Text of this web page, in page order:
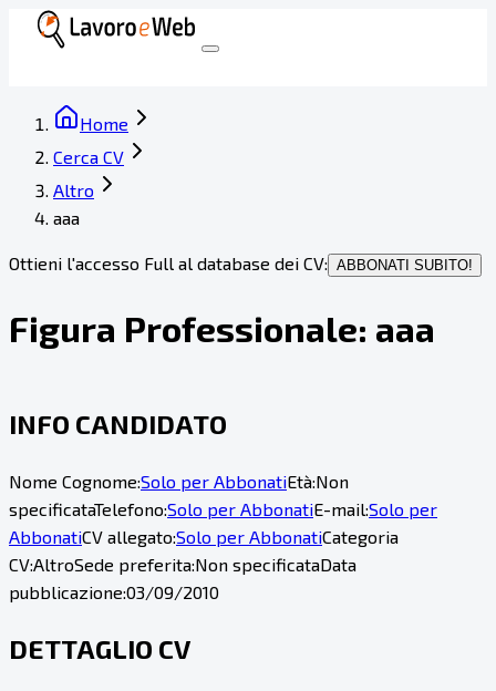
Home
Cerca CV
Altro
aaa
Ottieni l'accesso Full al database dei CV: ABBONATI SUBITO!
Figura Professionale: aaa
INFO CANDIDATO
Nome Cognome:Solo per AbbonatiEtà:Non
specificataTelefono:Solo per AbbonatiE-mail:Solo per
AbbonatiCV allegato:Solo per AbbonatiCategoria
CV:AltroSede preferita:Non specificataData
pubblicazione:03/09/2010
DETTAGLIO CV